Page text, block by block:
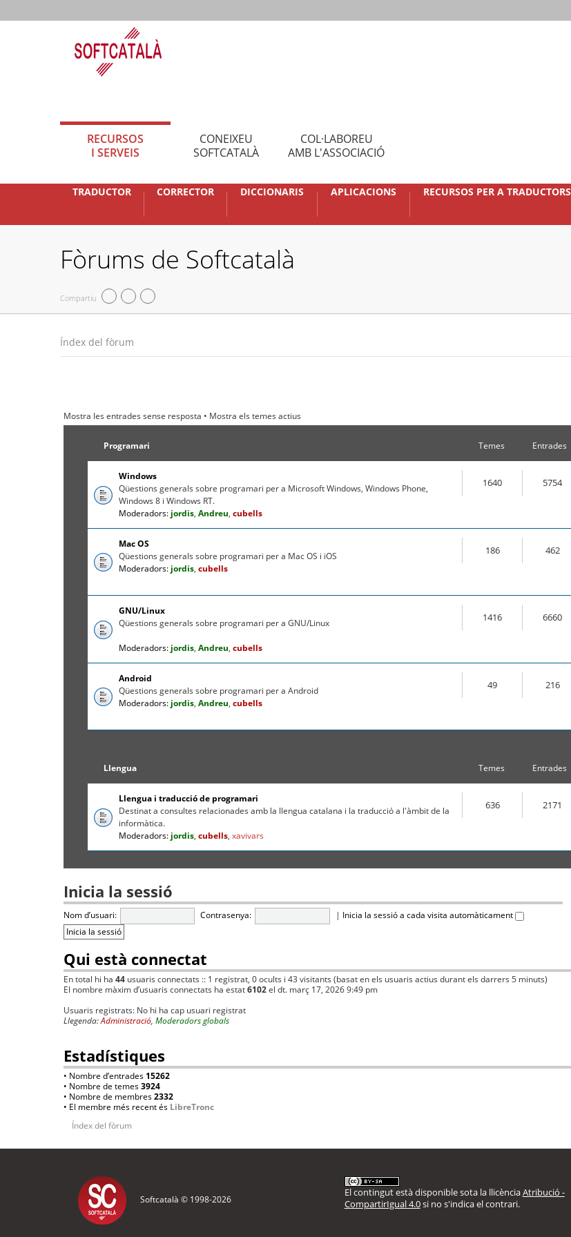
RECURSOS
I SERVEIS
CONEIXEU
SOFTCATALÀ
COL·LABOREU
AMB L'ASSOCIACIÓ
TRADUCTOR CORRECTOR DICCIONARIS APLICACIONS RECURSOS PER A TRADUCTORS
Fòrums de Softcatalà
Compartiu
Índex del fòrum
Mostra les entrades sense resposta • Mostra els temes actius
Programari Temes Entrades
Windows
Qüestions generals sobre programari per a Microsoft Windows, Windows Phone,
Windows 8 i Windows RT.
Moderadors: jordis, Andreu, cubells
1640 5754
Mac OS
Qüestions generals sobre programari per a Mac OS i iOS
Moderadors: jordis, cubells
186 462
GNU/Linux
Qüestions generals sobre programari per a GNU/Linux
Moderadors: jordis, Andreu, cubells
1416 6660
Android
Qüestions generals sobre programari per a Android
Moderadors: jordis, Andreu, cubells
49 216
Llengua Temes Entrades
Llengua i traducció de programari
Destinat a consultes relacionades amb la llengua catalana i la traducció a l'àmbit de la
informàtica.
Moderadors: jordis, cubells, xavivars
636 2171
Inicia la sessió
Nom d’usuari: Contrasenya: | Inicia la sessió a cada visita automàticament
Qui està connectat
En total hi ha 44 usuaris connectats :: 1 registrat, 0 ocults i 43 visitants (basat en els usuaris actius durant els darrers 5 minuts)
El nombre màxim d’usuaris connectats ha estat6102el dt. març 17, 2026 9:49 pm
Usuaris registrats: No hi ha cap usuari registrat
Llegenda:Administració, Moderadors globals
Estadístiques
• Nombre d’entrades 15262
• Nombre de temes3924
• Nombre de membres2332
• El membre més recent és LibreTronc
Índex del fòrum
Softcatalà © 1998-2026
El contingut està disponible sota la llicènciaAtribució -
CompartirIgual 4.0si no s'indica el contrari.